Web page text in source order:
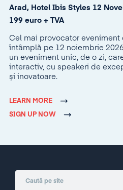
Arad, Hotel Ibis Styles 12
199 euro + TVA
Cel mai provocator eveniment
întâmplă pe 12 noiembrie
un eveniment unic, de o zi,
interactiv, cu speakeri de
și inovatoare.
LEARN MORE
SIGN UP NOW